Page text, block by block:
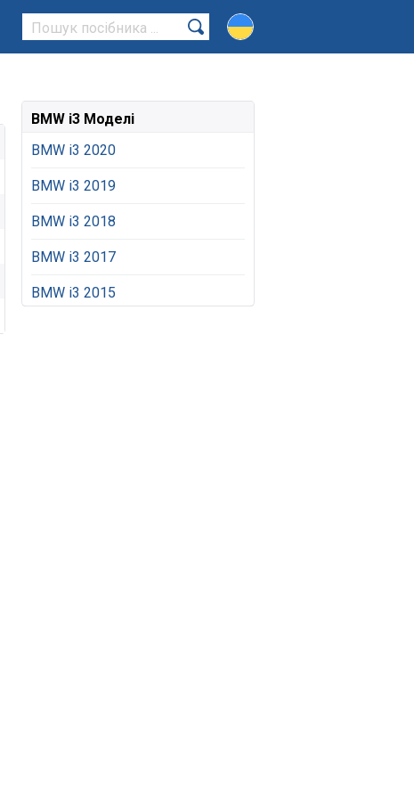
BMW i3 Моделі
BMW i3 2020
BMW i3 2019
BMW i3 2018
BMW i3 2017
BMW i3 2015